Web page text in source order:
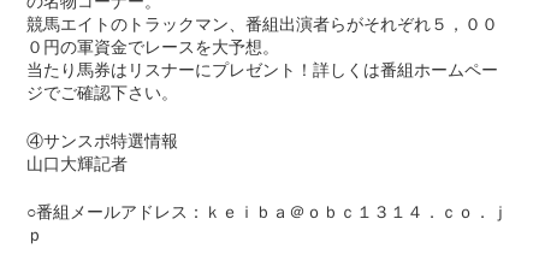
競馬エイトのトラックマン、番組出演者らがそれぞれ５，００
０円の軍資金でレースを大予想。
当たり馬券はリスナーにプレゼント！詳しくは番組ホームペー
ジでご確認下さい。
④サンスポ特選情報
山口大輝記者
○番組メールアドレス：ｋｅｉｂａ＠ｏｂｃ１３１４．ｃｏ．ｊ
ｐ